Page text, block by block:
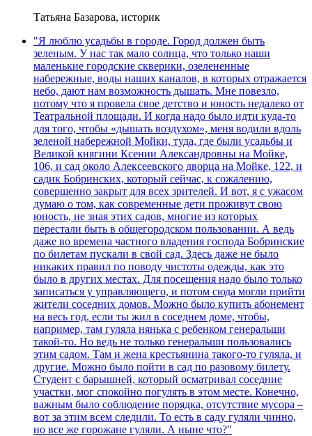
Татьяна Базарова, историк
"Я люблю усадьбы в городе. Город должен быть
зеленым. У нас так мало солнца, что только наши
маленькие городские скверики, озелененные
набережные, воды наших каналов, в которых отражается
небо, дают нам возможность дышать. Мне повезло,
потому что я провела свое детство и юность недалеко от
Театральной площади. И когда надо было идти куда-то
для того, чтобы «дышать воздухом», меня водили вдоль
зеленой набережной Мойки, туда, где были усадьбы и
Великой княгини Ксении Александровны на Мойке,
106, и сад около Алексеевского дворца на Мойке, 122, и
садик Бобринских, который сейчас, к сожалению,
совершенно закрыт для всех зрителей. И вот, я с ужасом
думаю о том, как современные дети проживут свою
юность, не зная этих садов, многие из которых
перестали быть в общегородском пользовании. А ведь
даже во времена частного владения господа Бобринские
по билетам пускали в свой сад. Здесь даже не было
никаких правил по поводу чистоты одежды, как это
было в других местах. Для посещения надо было только
записаться у управляющего, и потом сюда могли прийти
жители соседних домов. Можно было купить абонемент
на весь год, если ты жил в соседнем доме, чтобы,
например, там гуляла нянька с ребенком генеральши
такой-то. Но ведь не только генеральши пользовались
этим садом. Там и жена крестьянина такого-то гуляла, и
другие. Можно было пойти в сад по разовому билету.
Студент с барышней, который осматривал соседние
участки, мог спокойно погулять в этом месте. Конечно,
важным было соблюдение порядка, отсутствие мусора –
вот за этим всем следили. То есть в саду гуляли чинно,
но все же горожане гуляли. А ныне что?"